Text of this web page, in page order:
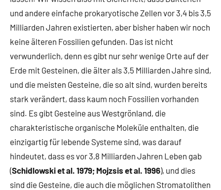
und andere einfache prokaryotische Zellen vor 3,4 bis 3,5
Milliarden Jahren existierten, aber bisher haben wir noch
keine älteren Fossilien gefunden. Das ist nicht
verwunderlich, denn es gibt nur sehr wenige Orte auf der
Erde mit Gesteinen, die älter als 3,5 Milliarden Jahre sind,
und die meisten Gesteine, die so alt sind, wurden bereits
stark verändert, dass kaum noch Fossilien vorhanden
sind. Es gibt Gesteine aus Westgrönland, die
charakteristische organische Moleküle enthalten, die
einzigartig für lebende Systeme sind, was darauf
hindeutet, dass es vor 3,8 Milliarden Jahren Leben gab
(Schidlowski et al. 1979; Mojzsis et al. 1996), und dies
sind die Gesteine, die auch die möglichen Stromatolithen